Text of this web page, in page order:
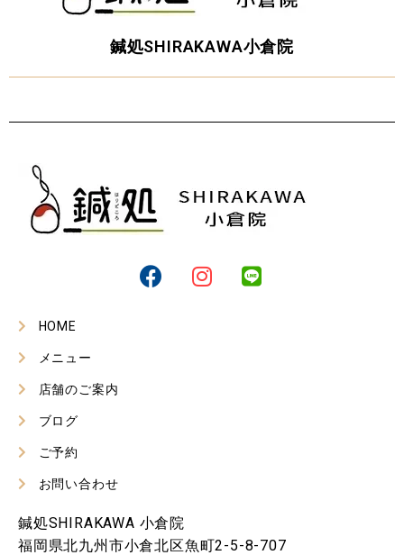
鍼処SHIRAKAWA小倉院
HOME
メニュー
店舗のご案内
ブログ
ご予約
お問い合わせ
鍼処SHIRAKAWA 小倉院
福岡県北九州市小倉北区魚町2-5-8-707